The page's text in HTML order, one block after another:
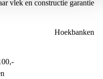
vlek en constructie garantie
Hoekbanken